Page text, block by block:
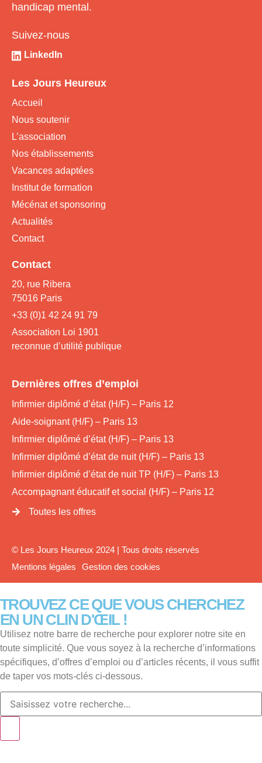
handicap mental.
Suivez-nous
LinkedIn
Les Jours Heureux
Accueil
Nous soutenir
L’association
Nos établissements
Vacances adaptées
Institut de formation
Mécénat et sponsoring
Actualités
Contact
Contact
20, rue Ribera
75016 Paris
+33 (0)1 42 24 91 79
Association Loi 1901
reconnue d’utilité publique
Dernières offres d’emploi
Infirmier diplômé d’état (H/F) – Paris 12
Aide-soignant (H/F) – Paris 13
Infirmier diplômé d’état (H/F) – Paris 13
Infirmier diplômé d’état de nuit (H/F) – Paris 13
Infirmier diplômé d’état de nuit TP (H/F) – Paris 13
Accompagnant éducatif et social (H/F) – Paris 12
Toutes les offres
© Les Jours Heureux 2024 | Tous droits réservés
Mentions légales
Gestion des cookies
TROUVEZ CE QUE VOUS CHERCHEZ
EN UN CLIN D'ŒIL !
Utilisez notre barre de recherche pour explorer notre site en
toute simplicité. Que vous soyez à la recherche d’informations
spécifiques, d’offres d’emploi ou d’articles récents, il vous suffit
de taper vos mots-clés ci-dessous.